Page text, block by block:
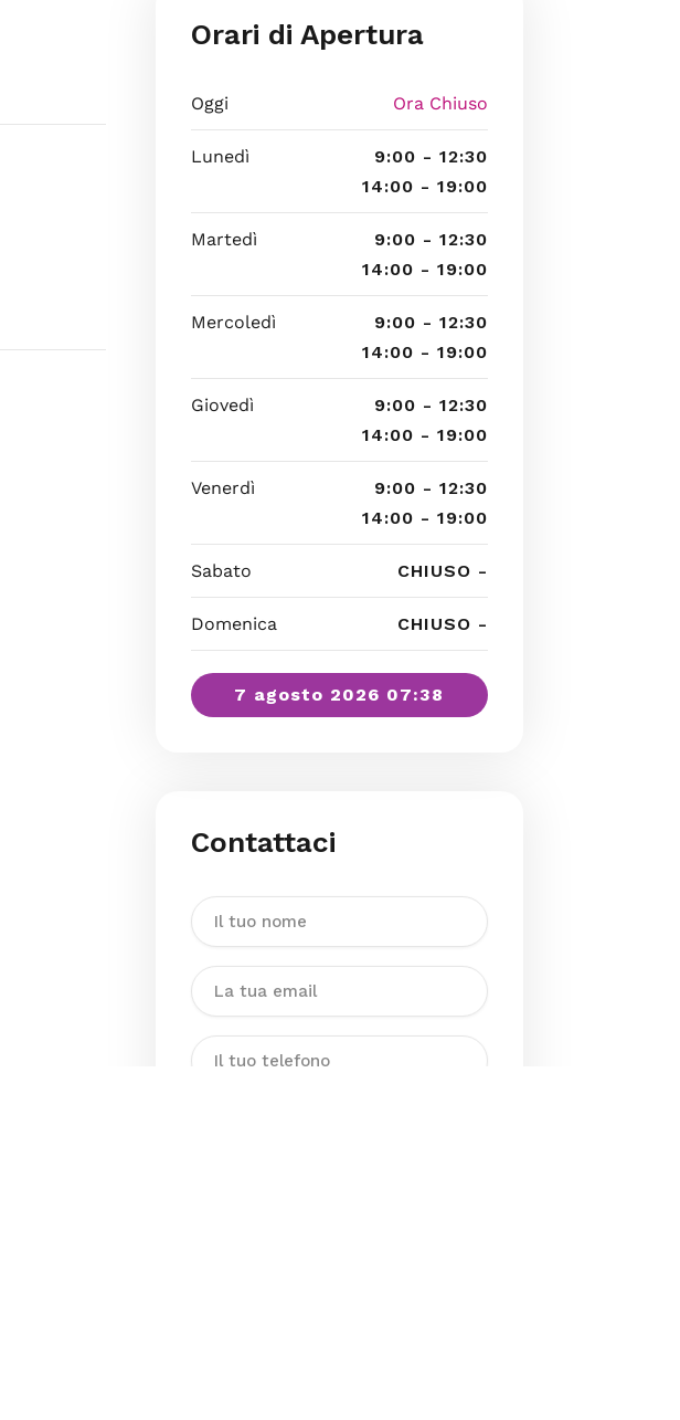
Orari di Apertura
Oggi Ora Chiuso
Lunedì
9:00 - 12:30
14:00 - 19:00
Martedì
9:00 - 12:30
14:00 - 19:00
Mercoledì
9:00 - 12:30
14:00 - 19:00
Giovedì
9:00 - 12:30
14:00 - 19:00
Venerdì
9:00 - 12:30
14:00 - 19:00
Sabato CHIUSO -
Domenica CHIUSO -
7 agosto 2026 07:38
Contattaci